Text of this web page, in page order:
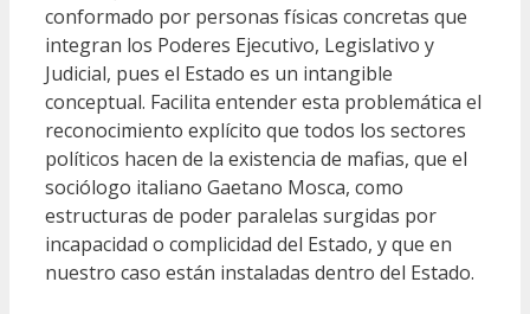
conformado por personas físicas concretas que
integran los Poderes Ejecutivo, Legislativo y
Judicial, pues el Estado es un intangible
conceptual. Facilita entender esta problemática el
reconocimiento explícito que todos los sectores
políticos hacen de la existencia de mafias, que el
sociólogo italiano Gaetano Mosca, como
estructuras de poder paralelas surgidas por
incapacidad o complicidad del Estado, y que en
nuestro caso están instaladas dentro del Estado.